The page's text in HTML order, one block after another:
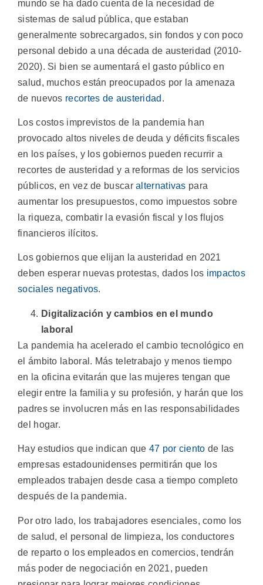
mundo se ha dado cuenta de la necesidad de
sistemas de salud pública, que estaban
generalmente sobrecargados, sin fondos y con poco
personal debido a una década de austeridad (2010-
2020). Si bien se aumentará el gasto público en
salud, muchos están preocupados por la amenaza
de nuevos recortes de austeridad .
Los costos imprevistos de la pandemia han
provocado altos niveles de deuda y déficits fiscales
en los países, y los gobiernos pueden recurrir a
recortes de austeridad y a reformas de los servicios
públicos, en vez de buscaralternativas para
aumentar los presupuestos, como impuestos sobre
la riqueza, combatir la evasión fiscal y los flujos
financieros ilícitos.
Los gobiernos que elijan la austeridad en 2021
deben esperar nuevas protestas, dados los impactos
sociales negativos.
Digitalización y cambios en el mundo
laboral
La pandemia ha acelerado el cambio tecnológico en
el ámbito laboral. Más teletrabajo y menos tiempo
en la oficina evitarán que las mujeres tengan que
elegir entre la familia y su profesión, y harán que los
padres se involucren más en las responsabilidades
del hogar.
Hay estudios que indican que 47 por ciento de las
empresas estadounidenses permitirán que los
empleados trabajen desde casa a tiempo completo
después de la pandemia.
Por otro lado, los trabajadores esenciales, como los
de salud, el personal de limpieza, los conductores
de reparto o los empleados en comercios, tendrán
más poder de negociación en 2021, pueden